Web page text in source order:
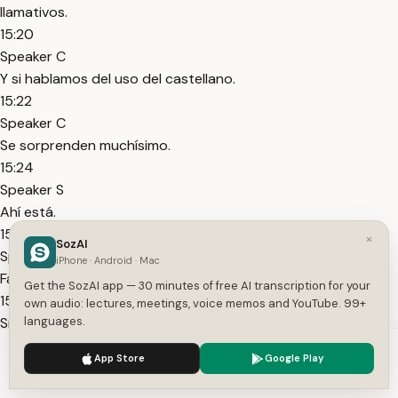
llamativos.
15:20
Speaker C
Y si hablamos del uso del castellano.
15:22
Speaker C
Se sorprenden muchísimo.
15:24
Speaker S
Ahí está.
15:25
Speaker T
Familia.
15:26
Speaker T
Pongan la concha negra.
15:29
Speaker T
We use cookies to enhance your experience.
×
SozAI
iPhone · Android · Mac
Get the SozAI app — 30 minutes of free AI transcription for your
own audio: lectures, meetings, voice memos and YouTube. 99+
languages.
App Store Google Play